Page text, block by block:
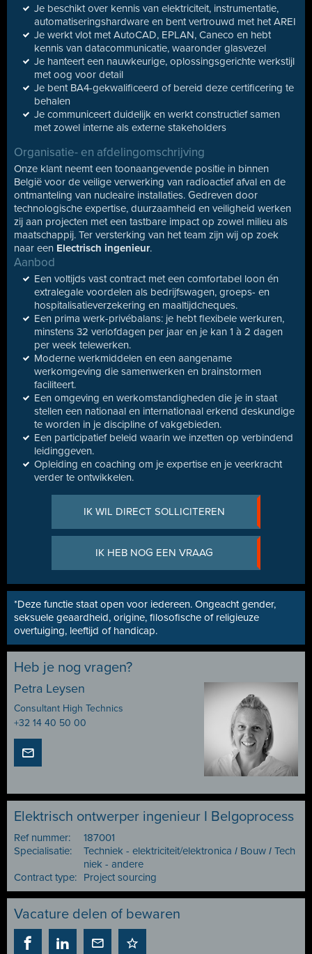
Je beschikt over kennis van elektriciteit, instrumentatie,
automatiseringshardware en bent vertrouwd met het AREI
Je werkt vlot met AutoCAD, EPLAN, Caneco en hebt
kennis van datacommunicatie, waaronder glasvezel
Je hanteert een nauwkeurige, oplossingsgerichte werkstijl
met oog voor detail
Je bent BA4-gekwalificeerd of bereid deze certificering te
behalen
Je communiceert duidelijk en werkt constructief samen
met zowel interne als externe stakeholders
Organisatie- en afdelingomschrijving
Onze klant neemt een toonaangevende positie in binnen
België voor de veilige verwerking van radioactief afval en de
ontmanteling van nucleaire installaties. Gedreven door
technologische expertise, duurzaamheid en veiligheid werken
zij aan projecten met een tastbare impact op zowel milieu als
maatschappij. Ter versterking van het team zijn wij op zoek
naar een Electrisch ingenieur.
Aanbod
Een voltijds vast contract met een comfortabel loon én
extralegale voordelen als bedrijfswagen, groeps- en
hospitalisatieverzekering en maaltijdcheques.
Een prima werk-privébalans: je hebt flexibele werkuren,
minstens 32 verlofdagen per jaar en je kan 1 à 2 dagen
per week telewerken.
Moderne werkmiddelen en een aangename
werkomgeving die samenwerken en brainstormen
faciliteert.
Een omgeving en werkomstandigheden die je in staat
stellen een nationaal en internationaal erkend deskundige
te worden in je discipline of vakgebieden.
Een participatief beleid waarin we inzetten op verbindend
leidinggeven.
Opleiding en coaching om je expertise en je veerkracht
verder te ontwikkelen.
IK WIL DIRECT SOLLICITEREN
IK HEB NOG EEN VRAAG
*Deze functie staat open voor iedereen. Ongeacht gender,
seksuele geaardheid, origine, filosofische of religieuze
overtuiging, leeftijd of handicap.
Heb je nog vragen?
Petra Leysen
Consultant High Technics
+32 14 40 50 00
Elektrisch ontwerper ingenieur I Belgoprocess
Ref nummer:
187001
Specialisatie:
Techniek - elektriciteit/elektronica I Bouw I Tech
niek - andere
Contract type:
Project sourcing
Vacature delen of bewaren